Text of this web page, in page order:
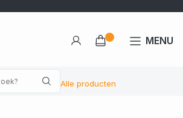
Alle producten
MENU